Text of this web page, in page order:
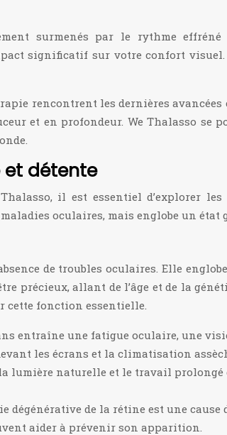
surmenés par le rythme
significatif sur votre confort
rencontrent les dernières
et en profondeur. We Thalasso se
et détente
il est essentiel d’explorer
oculaires, mais englobe un état
de troubles oculaires. Elle
allant de l’âge et de la
cette fonction essentielle.
entraîne une fatigue oculaire, une
les écrans et la climatisation
lumière naturelle et le travail
dégénérative de la rétine est une
aider à prévenir son apparition.